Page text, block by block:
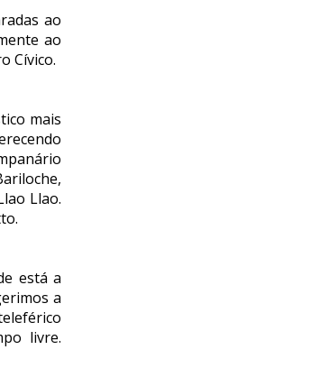
ao
ao
Cívico.
mais
Llao.
está a
a
livre.